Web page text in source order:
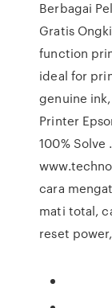
Berbagai
Gratis
function
ideal for
genuine
Printer
100% Solve
cara
mati total,
reset